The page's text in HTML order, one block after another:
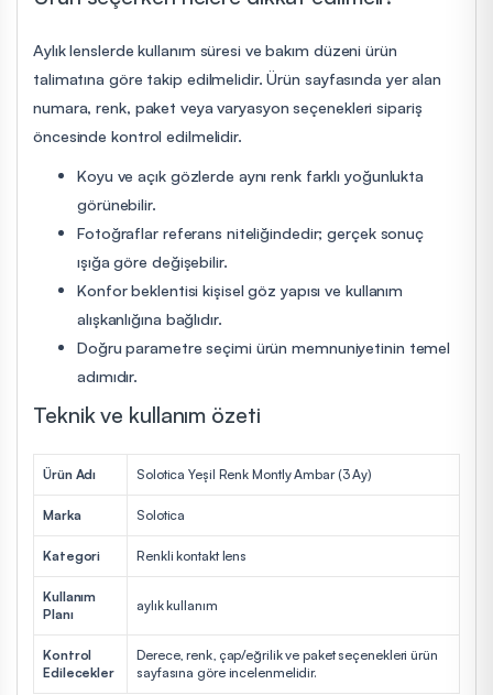
Aylık lenslerde kullanım süresi ve bakım düzeni ürün
talimatına göre takip edilmelidir. Ürün sayfasında yer alan
numara, renk, paket veya varyasyon seçenekleri sipariş
öncesinde kontrol edilmelidir.
Koyu ve açık gözlerde aynı renk farklı yoğunlukta
görünebilir.
Fotoğraflar referans niteliğindedir; gerçek sonuç
ışığa göre değişebilir.
Konfor beklentisi kişisel göz yapısı ve kullanım
alışkanlığına bağlıdır.
Doğru parametre seçimi ürün memnuniyetinin temel
adımıdır.
Teknik ve kullanım özeti
Ürün Adı Solotica Yeşil Renk Montly Ambar (3 Ay)
Marka Solotica
Kategori Renkli kontakt lens
Kullanım
Planı
aylık kullanım
Kontrol
Edilecekler
Derece, renk, çap/eğrilik ve paket seçenekleri ürün
sayfasına göre incelenmelidir.